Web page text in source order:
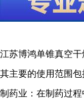
江苏博鸿单锥真空
其主要的使用范围包
制药业：在制药过